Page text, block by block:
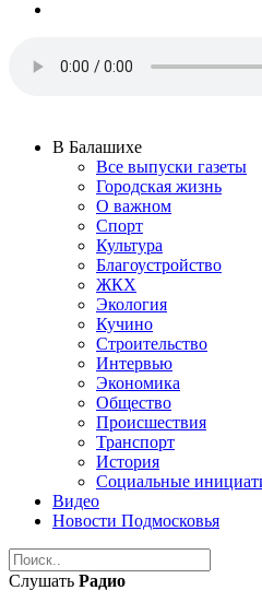
В Балашихе
Все выпуски газеты
Городская жизнь
О важном
Спорт
Культура
Благоустройство
ЖКХ
Экология
Кучино
Строительство
Интервью
Экономика
Общество
Происшествия
Транспорт
История
Социальные
Видео
Новости Подмосковья
Слушать Радио